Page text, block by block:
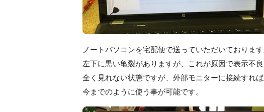
ノートパソコンを宅配便で送っていただいておりま
左下に黒い亀裂がありますが、これが原因で表示不
全く見れない状態ですが、外部モニターに接続すれ
今までのように使う事が可能です。